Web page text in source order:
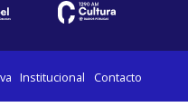
Institucional Contacto